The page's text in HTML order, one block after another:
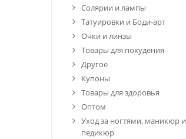
Солярии и лампы
Татуировки и Боди-арт
Очки и линзы
Товары для похудения
Другое
Купоны
Товары для здоровья
Оптом
Уход за ногтями, маникюр и
педикюр